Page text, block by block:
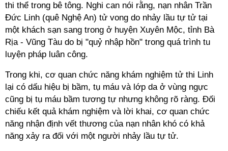
thi thể trong bê tông. Nghi can nói rằng, nạn nhân Trần
Đức Linh (quê Nghệ An) tử vong do nhảy lầu tự tử tại
một khách sạn sang trong ở huyện Xuyên Mộc, tỉnh Bà
Rịa - Vũng Tàu do bị "quỷ nhập hồn" trong quá trình tu
luyện pháp luân công.
Trong khi, cơ quan chức năng khám nghiệm tử thi Linh
lại có dấu hiệu bị bầm, tụ máu và lớp da ở vùng ngực
cũng bị tụ máu bầm tương tự nhưng không rõ ràng. Đối
chiếu kết quả khám nghiệm và lời khai, cơ quan chức
năng nhận định vết thương của nạn nhân khó có khả
năng xảy ra đối với một người nhảy lầu tự tử.